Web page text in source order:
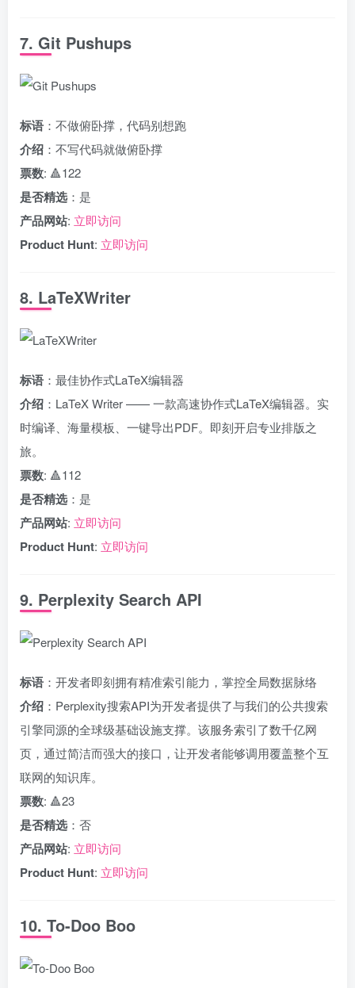
7. Git Pushups
标语 ：不做俯卧撑，代码别想跑
介绍 ：不写代码就做俯卧撑
票数: 🔺122
是否精选 ：是
产品网站: 立即访问
Product Hunt: 立即访问
8. LaTeXWriter
标语 ：最佳协作式LaTeX编辑器
介绍 ：LaTeX Writer —— 一款高速协作式LaTeX编辑器。实
时编译、海量模板、一键导出PDF。即刻开启专业排版之
旅。
票数: 🔺112
是否精选 ：是
产品网站: 立即访问
Product Hunt: 立即访问
9. Perplexity Search API
标语 ：开发者即刻拥有精准索引能力，掌控全局数据脉络
介绍 ：Perplexity搜索API为开发者提供了与我们的公共搜索
引擎同源的全球级基础设施支撑。该服务索引了数千亿网
页，通过简洁而强大的接口，让开发者能够调用覆盖整个互
联网的知识库。
票数: 🔺23
是否精选 ：否
产品网站: 立即访问
Product Hunt: 立即访问
10. To-Doo Boo